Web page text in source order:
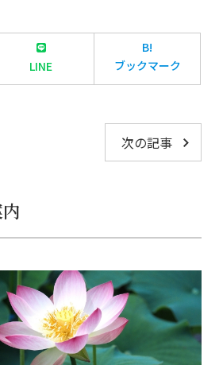
LINE
B!
ブックマーク
次の記事